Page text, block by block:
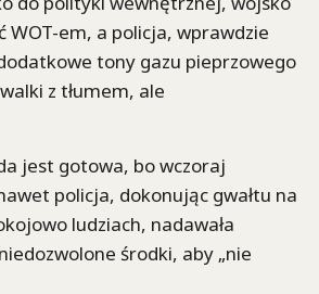
WOT-em, a policja, wprawdzie
tony gazu pieprzowego
z tłumem, ale
jest gotowa, bo wczoraj
policja, dokonując gwałtu na
ludziach, nadawała
środki, aby „nie